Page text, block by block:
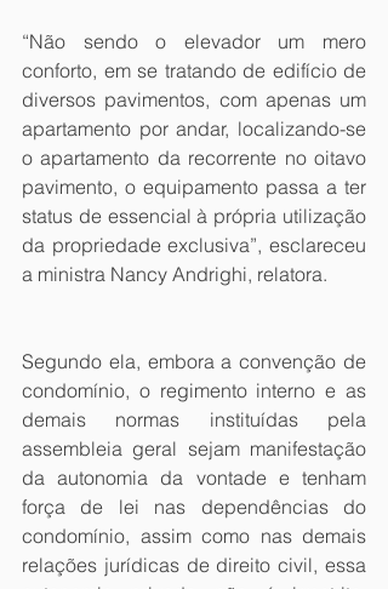
“Não sendo o elevador um mero
conforto, em se tratando de edifício de
diversos pavimentos, com apenas um
apartamento por andar, localizando-se
o apartamento da recorrente no oitavo
pavimento, o equipamento passa a ter
status de essencial à própria utilização
da propriedade exclusiva”, esclareceu
a ministra Nancy Andrighi, relatora.
Segundo ela, embora a convenção de
condomínio, o regimento interno e as
demais normas instituídas pela
assembleia geral sejam manifestação
da autonomia da vontade e tenham
força de lei nas dependências do
condomínio, assim como nas demais
relações jurídicas de direito civil, essa